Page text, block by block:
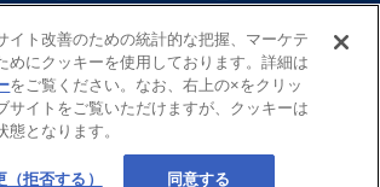
期
東京海上日動あんしん生命
イト改善のための統計的な把握、マーケテ
めにクッキーを使用しております。詳細は
をご覧ください。なお、右上の×をクリッ
サイトをご覧いただけますが、クッキーは
態となります。
拒否する） 同意する